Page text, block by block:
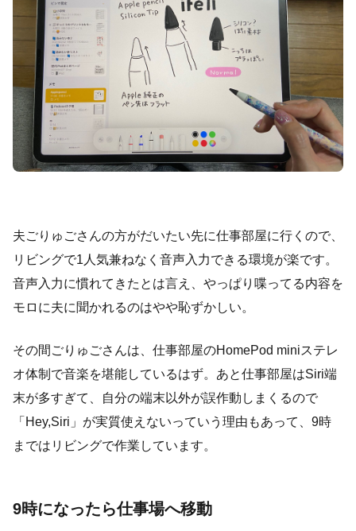
夫ごりゅごさんの方がだいたい先に仕事部屋に行くので、
リビングで1人気兼ねなく音声入力できる環境が楽です。
音声入力に慣れてきたとは言え、やっぱり喋ってる内容を
モロに夫に聞かれるのはやや恥ずかしい。
その間ごりゅごさんは、仕事部屋のHomePod miniステレ
オ体制で音楽を堪能しているはず。あと仕事部屋はSiri端
末が多すぎて、自分の端末以外が誤作動しまくるので
「Hey,Siri」が実質使えないっていう理由もあって、9時
まではリビングで作業しています。
9時になったら仕事場へ移動